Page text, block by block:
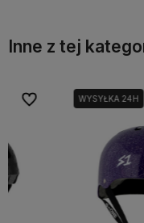
Inne z tej
WYSYŁKA 24H